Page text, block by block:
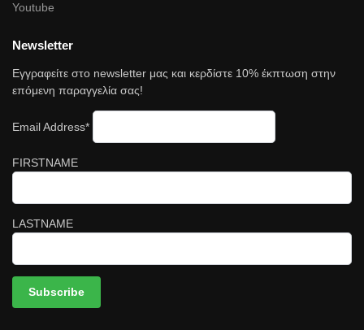
Youtube
Newsletter
Εγγραφείτε στο newsletter μας και κερδίστε 10% έκπτωση στην
επόμενη παραγγελία σας!
Email Address*
FIRSTNAME
LASTNAME